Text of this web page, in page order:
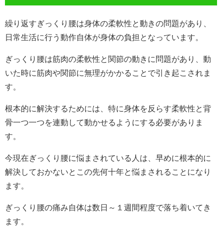
繰り返すぎっくり腰は身体の柔軟性と動きの問題があり、
日常生活に行う動作自体が身体の負担となっています。
ぎっくり腰は筋肉の柔軟性と関節の動きに問題があり、動
いた時に筋肉や関節に無理がかかることで引き起こされま
す。
根本的に解決するためには、特に身体を反らす柔軟性と背
骨一つ一つを連動して動かせるようにする必要がありま
す。
今現在ぎっくり腰に悩まされている人は、早めに根本的に
解決しておかないとこの先何十年と悩まされることになり
ます。
ぎっくり腰の痛み自体は数日～１週間程度で落ち着いてき
ます。